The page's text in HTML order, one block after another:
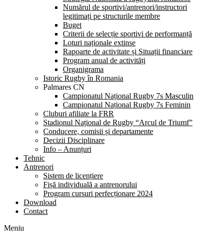
Numărul de sportivi/antrenori/instructori
legitimați pe structurile membre
Buget
Criterii de selecție sportivi de performanță
Loturi naționale extinse
Rapoarte de activitate și Situații financiare
Program anual de activități
Organigrama
Istoric Rugby în Romania
Palmares CN
Campionatul Național Rugby 7s Masculin
Campionatul Național Rugby 7s Feminin
Cluburi afiliate la FRR
Stadionul Național de Rugby “Arcul de Triumf”
Conducere, comisii și departamente
Decizii Disciplinare
Info – Anunțuri
Tehnic
Antrenori
Sistem de licențiere
Fișă individuală a antrenorului
Program cursuri perfecționare 2024
Download
Contact
Meniu